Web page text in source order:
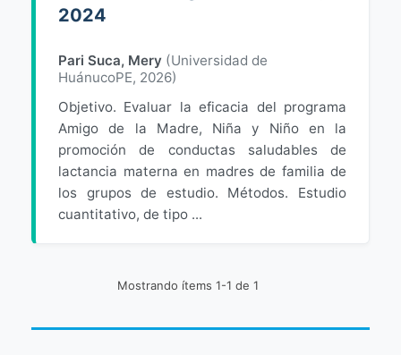
2024
Pari Suca, Mery (Universidad de
HuánucoPE, 2026)
Objetivo. Evaluar la eficacia del programa
Amigo de la Madre, Niña y Niño en la
promoción de conductas saludables de
lactancia materna en madres de familia de
los grupos de estudio. Métodos. Estudio
cuantitativo, de tipo ...
Mostrando ítems 1-1 de 1